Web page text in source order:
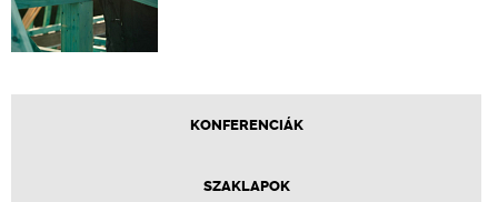
KONFERENCIÁK
SZAKLAPOK